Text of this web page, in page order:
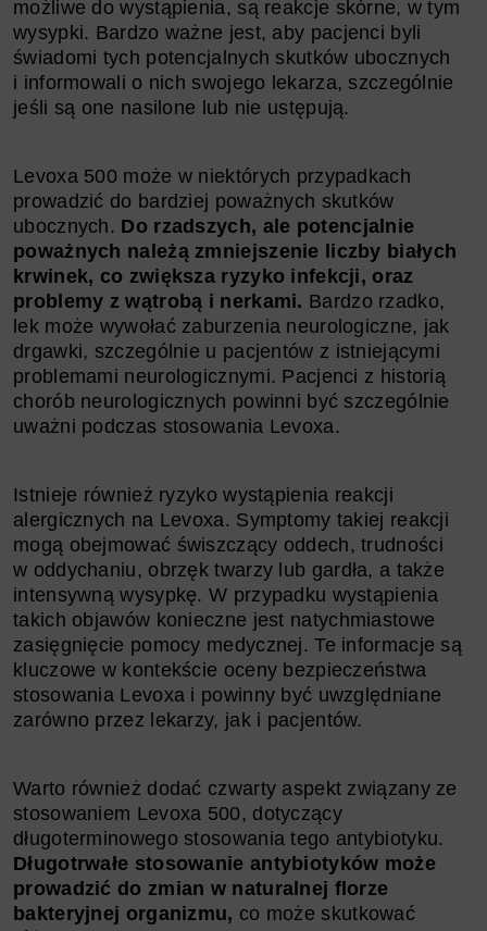
możliwe do wystąpienia, są reakcje skórne, w tym
wysypki. Bardzo ważne jest, aby pacjenci byli
świadomi tych potencjalnych skutków ubocznych
i informowali o nich swojego lekarza, szczególnie
jeśli są one nasilone lub nie ustępują.
Levoxa 500 może w niektórych przypadkach
prowadzić do bardziej poważnych skutków
ubocznych. Do rzadszych, ale potencjalnie
poważnych należą zmniejszenie liczby białych
krwinek, co zwiększa ryzyko infekcji, oraz
problemy z wątrobą i nerkami. Bardzo rzadko,
lek może wywołać zaburzenia neurologiczne, jak
drgawki, szczególnie u pacjentów z istniejącymi
problemami neurologicznymi. Pacjenci z historią
chorób neurologicznych powinni być szczególnie
uważni podczas stosowania Levoxa.
Istnieje również ryzyko wystąpienia reakcji
alergicznych na Levoxa. Symptomy takiej reakcji
mogą obejmować świszczący oddech, trudności
w oddychaniu, obrzęk twarzy lub gardła, a także
intensywną wysypkę. W przypadku wystąpienia
takich objawów konieczne jest natychmiastowe
zasięgnięcie pomocy medycznej. Te informacje są
kluczowe w kontekście oceny bezpieczeństwa
stosowania Levoxa i powinny być uwzględniane
zarówno przez lekarzy, jak i pacjentów.
Warto również dodać czwarty aspekt związany ze
stosowaniem Levoxa 500, dotyczący
długoterminowego stosowania tego antybiotyku.
Długotrwałe stosowanie antybiotyków może
prowadzić do zmian w naturalnej florze
bakteryjnej organizmu, co może skutkować